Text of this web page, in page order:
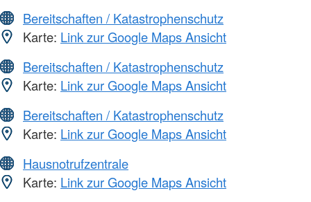
Bereitschaften / Katastrophenschutz
Karte: Link zur Google Maps Ansicht
Bereitschaften / Katastrophenschutz
Karte: Link zur Google Maps Ansicht
Bereitschaften / Katastrophenschutz
Karte: Link zur Google Maps Ansicht
Hausnotrufzentrale
Karte: Link zur Google Maps Ansicht